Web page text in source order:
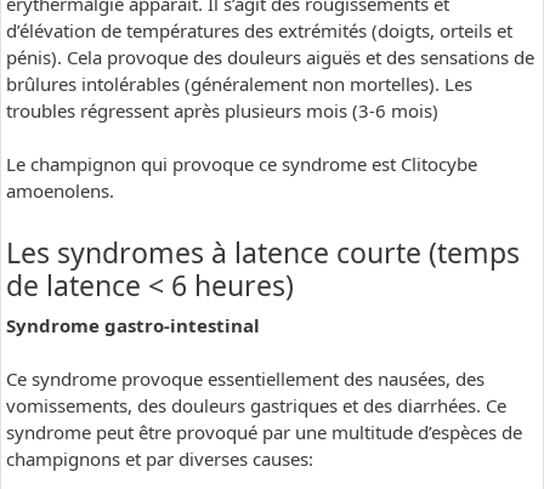
d’élévation de températures des extrémités (doigts, orteils et
pénis). Cela provoque des douleurs aiguës et des sensations de
brûlures intolérables (généralement non mortelles). Les
troubles régressent après plusieurs mois (3-6 mois)
Le champignon qui provoque ce syndrome est Clitocybe
amoenolens.
Les syndromes à latence courte (temps
de latence < 6 heures)
Syndrome gastro-intestinal
Ce syndrome provoque essentiellement des nausées, des
vomissements, des douleurs gastriques et des diarrhées. Ce
syndrome peut être provoqué par une multitude d’espèces de
champignons et par diverses causes: